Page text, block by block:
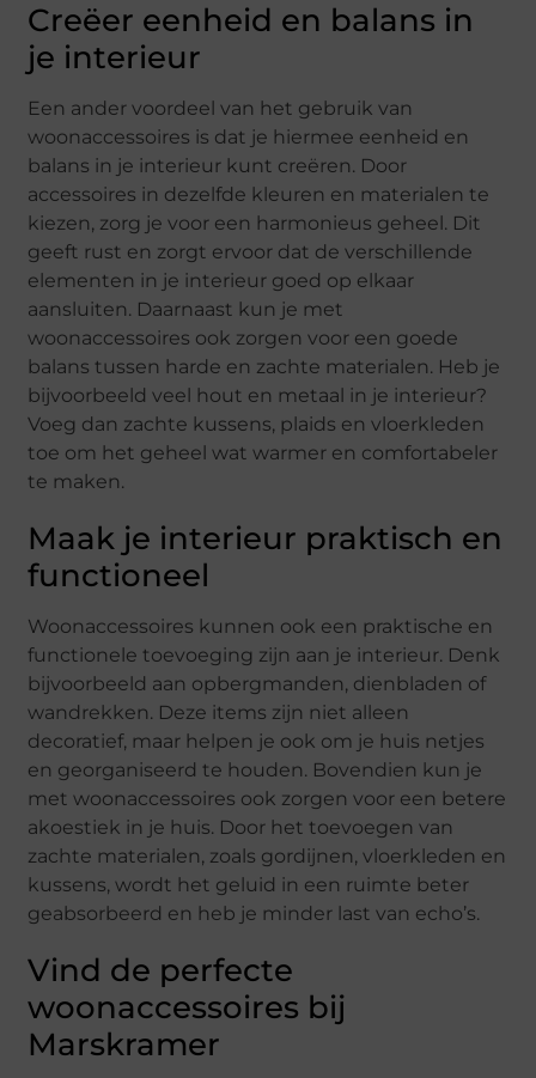
Creëer eenheid en balans in
je interieur
Een ander voordeel van het gebruik van
woonaccessoires is dat je hiermee eenheid en
balans in je interieur kunt creëren. Door
accessoires in dezelfde kleuren en materialen te
kiezen, zorg je voor een harmonieus geheel. Dit
geeft rust en zorgt ervoor dat de verschillende
elementen in je interieur goed op elkaar
aansluiten. Daarnaast kun je met
woonaccessoires ook zorgen voor een goede
balans tussen harde en zachte materialen. Heb je
bijvoorbeeld veel hout en metaal in je interieur?
Voeg dan zachte kussens, plaids en vloerkleden
toe om het geheel wat warmer en comfortabeler
te maken.
Maak je interieur praktisch en
functioneel
Woonaccessoires kunnen ook een praktische en
functionele toevoeging zijn aan je interieur. Denk
bijvoorbeeld aan opbergmanden, dienbladen of
wandrekken. Deze items zijn niet alleen
decoratief, maar helpen je ook om je huis netjes
en georganiseerd te houden. Bovendien kun je
met woonaccessoires ook zorgen voor een betere
akoestiek in je huis. Door het toevoegen van
zachte materialen, zoals gordijnen, vloerkleden en
kussens, wordt het geluid in een ruimte beter
geabsorbeerd en heb je minder last van echo’s.
Vind de perfecte
woonaccessoires bij
Marskramer